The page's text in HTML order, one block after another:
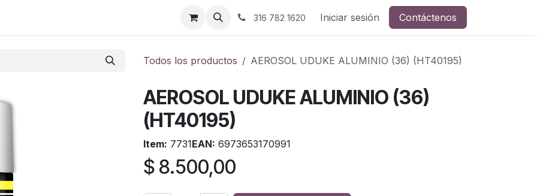
316 782 1620 Iniciar sesión Contáctenos
Todos los productos AEROSOL UDUKE ALUMINIO (36) (HT40195)
AEROSOL UDUKE ALUMINIO (36)
(HT40195)
Item: 7731EAN: 6973653170991
$ 8.500,00